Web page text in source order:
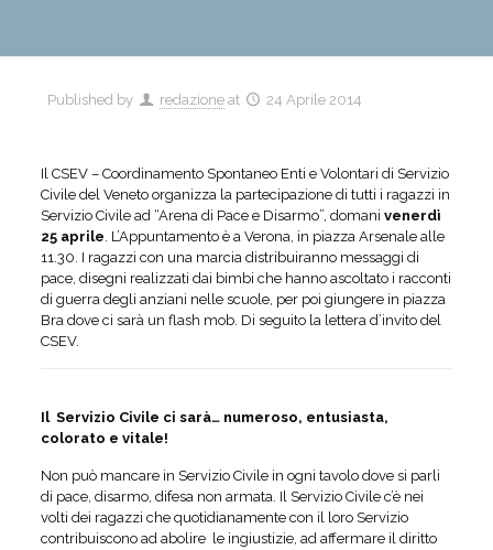
Published by redazione at 24 Aprile 2014
Il CSEV – Coordinamento Spontaneo Enti e Volontari di Servizio
Civile del Veneto organizza la partecipazione di tutti i ragazzi in
Servizio Civile ad “Arena di Pace e Disarmo”, domani venerdì
25 aprile. L’Appuntamento è a Verona, in piazza Arsenale alle
11.30. I ragazzi con una marcia distribuiranno messaggi di
pace, disegni realizzati dai bimbi che hanno ascoltato i racconti
di guerra degli anziani nelle scuole, per poi giungere in piazza
Bra dove ci sarà un flash mob. Di seguito la lettera d’invito del
CSEV.
Il Servizio Civile ci sarà… numeroso, entusiasta,
colorato e vitale!
Non può mancare in Servizio Civile in ogni tavolo dove si parli
di pace, disarmo, difesa non armata. Il Servizio Civile c’è nei
volti dei ragazzi che quotidianamente con il loro Servizio
contribuiscono ad abolire le ingiustizie, ad affermare il diritto